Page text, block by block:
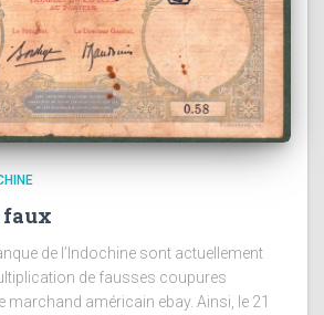
faux
de l’Indochine sont actuellement
de fausses coupures
marchand américain ebay. Ainsi, le 21